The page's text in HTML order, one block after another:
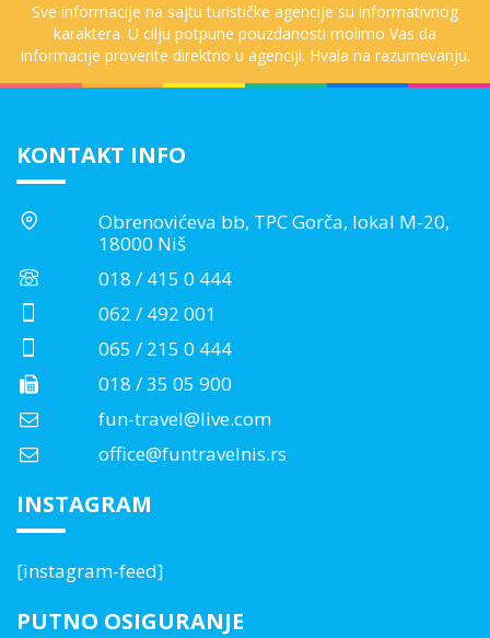
Sve informacije na sajtu turističke agencije su informativnog
karaktera. U cilju potpune pouzdanosti molimo Vas da
informacije proverite direktno u agenciji. Hvala na razumevanju.
KONTAKT INFO
Obrenovićeva bb, TPC Gorča, lokal M-20,
18000 Niš
018 / 415 0 444
062 / 492 001
065 / 215 0 444
018 / 35 05 900
fun-travel@live.com
office@funtravelnis.rs
INSTAGRAM
[instagram-feed]
PUTNO OSIGURANJE